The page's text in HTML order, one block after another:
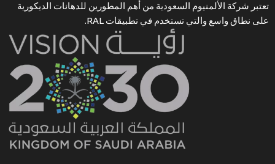
تعتبر شركة الألمنيوم السعودية من أهم المطورين للدهانات الديكورية
على نطاق واسع والتي تستخدم في تطبيقات RAL.